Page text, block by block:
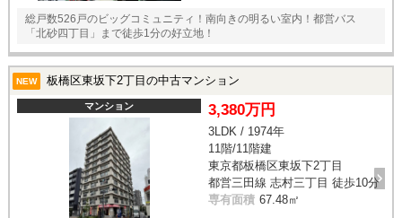
総戸数526戸のビッグコミュニティ！南向きの明るい室内！都営バス
「北砂四丁目」まで徒歩1分の好立地！
NEW 板橋区東坂下2丁目の中古マンション
マンション 3,380万円
3LDK / 1974年
11階/11階建
東京都板橋区東坂下2丁目
都営三田線 志村三丁目 徒歩10分
専有面積 67.48㎡